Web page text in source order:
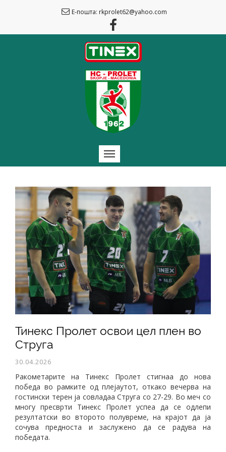
Е-пошта: rkprolet62@yahoo.com
​Тинекс Пролет освои цел плен во
Струга
30.04.2026
Ракометарите на Тинекс Пролет стигнаа до нова
победа во рамките од плејаутот, откако вечерва на
гостински терен ја совладаа Струга со 27-29. Во меч со
многу пресврти Тинекс Пролет успеа да се одлепи
резултатски во второто полувреме, на крајот да ја
сочува предноста и заслужено да се радува на
победата.